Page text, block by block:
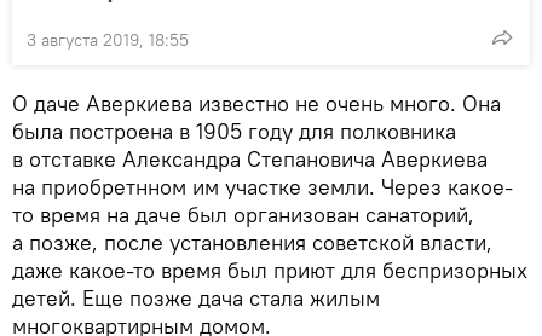
3 августа 2019, 18:55
О даче Аверкиева известно не очень много. Она
была построена в 1905 году для полковника
в отставке Александра Степановича Аверкиева
на приобретнном им участке земли. Через какое-
то время на даче был организован санаторий,
а позже, после установления советской власти,
даже какое-то время был приют для беспризорных
детей. Еще позже дача стала жилым
многоквартирным домом.